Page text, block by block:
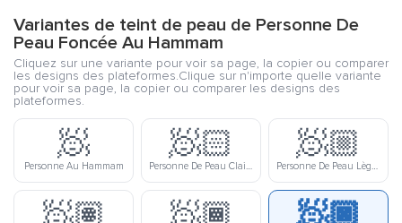
Variantes de teint de peau de Personne De
Peau Foncée Au Hammam
Cliquez sur une variante pour voir sa page, la copier ou comparer
les designs des plateformes.Clique sur n'importe quelle variante
pour voir sa page, la copier ou comparer les designs des
plateformes.
🧖
Personne Au Hammam
🧖🏻
Personne De Peau Claire Au Hammam
🧖🏼
Personne De Peau Lègerement Claire Au Hammam